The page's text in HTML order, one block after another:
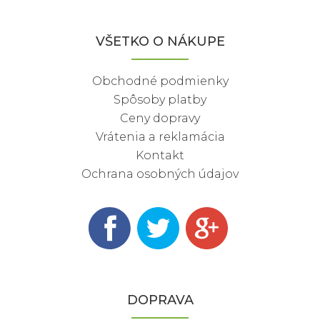
VŠETKO O NÁKUPE
Obchodné podmienky
Spôsoby platby
Ceny dopravy
Vrátenia a reklamácia
Kontakt
Ochrana osobných údajov
DOPRAVA